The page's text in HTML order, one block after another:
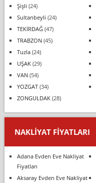
Şişli (24)
Sultanbeyli (24)
TEKİRDAĞ(47)
TRABZON(45)
Tuzla(24)
UŞAK(29)
VAN(54)
YOZGAT(34)
ZONGULDAK(28)
NAKLIYAT FIYATLARI
Adana Evden Eve Nakliyat
Fiyatları
Aksaray Evden Eve Nakliyat